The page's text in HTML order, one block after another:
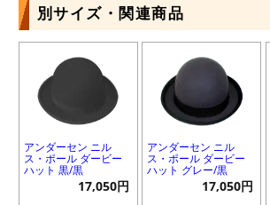
別サイズ・関連商品
アンダーセン ニル
ス・ポール ダービー
ハット 黒/黒
17,050円
アンダーセン ニル
ス・ポール ダービー
ハット グレー/黒
17,050円